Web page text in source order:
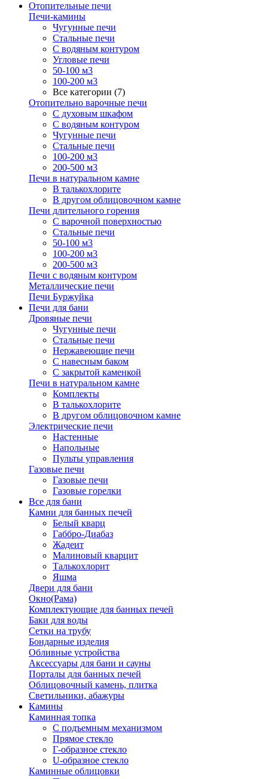
Отопительные печи
Печи-камины
Чугунные печи
Стальные печи
С водяным контуром
Угловые печи
50-100 м3
100-200 м3
Все категории (7)
Отопительно варочные печи
С духовым шкафом
С водяным контуром
Чугунные печи
Стальные печи
100-200 м3
200-500 м3
Печи в натуральном камне
В талькохлорите
В другом облицовочном камне
Печи длительного горения
С варочной поверхностью
Стальные печи
50-100 м3
100-200 м3
200-500 м3
Печи с водяным контуром
Металлические печи
Печи Буржуйка
Печи для бани
Дровяные печи
Чугунные печи
Стальные печи
Нержавеющие печи
С навесным баком
С закрытой каменкой
Печи в натуральном камне
Комплекты
В талькохлорите
В другом облицовочном камне
Электрические печи
Настенные
Напольные
Пульты управления
Газовые печи
Газовые печи
Газовые горелки
Все для бани
Камни для банных печей
Белый кварц
Габбро-Диабаз
Жадеит
Малиновый кварцит
Талькохлорит
Яшма
Двери для бани
Окно(Рама)
Комплектующие для банных печей
Баки для воды
Сетки на трубу
Бондарные изделия
Обливные устройства
Аксессуары для бани и сауны
Порталы для банных печей
Облицовочный камень, плитка
Светильники, абажуры
Камины
Каминная топка
С подъемным механизмом
Прямое стекло
Г-образное стекло
U-образное стекло
Каминные облицовки